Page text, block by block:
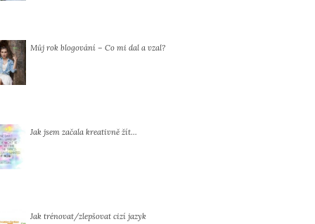
Můj rok blogování – Co mi dal a vzal?
Jak jsem začala kreativně žít…
Jak trénovat/zlepšovat cizí jazyk